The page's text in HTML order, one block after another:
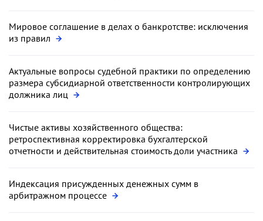
Мировое соглашение в делах о банкротстве: исключения
из правил
Актуальные вопросы судебной практики по определению
размера субсидиарной ответственности контролирующих
должника лиц
Чистые активы хозяйственного общества:
ретроспективная корректировка бухгалтерской
отчетности и действительная стоимость доли участника
Индексация присужденных денежных сумм в
арбитражном процессе